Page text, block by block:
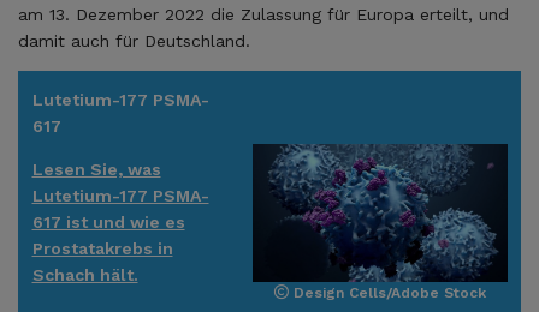
am 13. Dezember 2022 die Zulassung für Europa erteilt, und
damit auch für Deutschland.
Lutetium-177 PSMA-
617
Lesen Sie, was
Lutetium-177 PSMA-
617 ist und wie es
Prostatakrebs in
Schach hält.
Design Cells/Adobe Stock